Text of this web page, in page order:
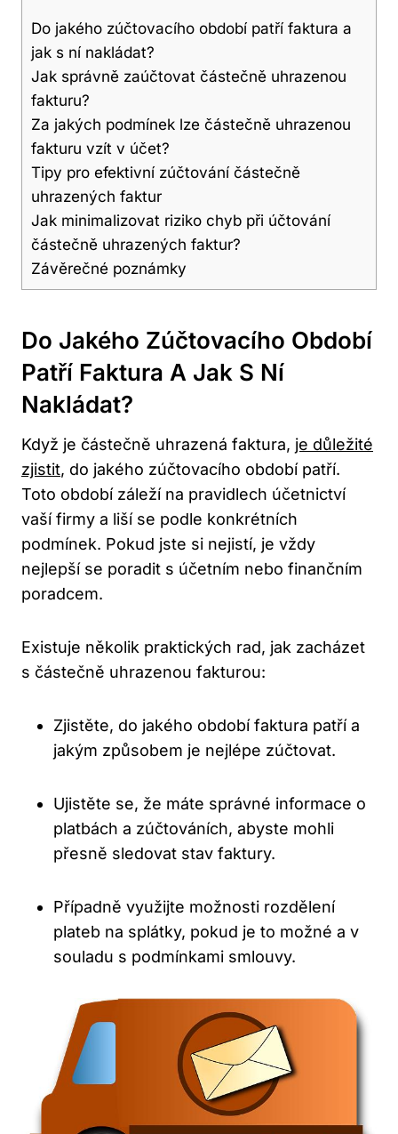
Do jakého zúčtovacího období patří faktura a
jak s ní nakládat?
Jak správně zaúčtovat částečně uhrazenou
fakturu?
Za jakých podmínek lze částečně uhrazenou
fakturu vzít v účet?
Tipy pro efektivní zúčtování částečně
uhrazených faktur
Jak minimalizovat riziko chyb při účtování
částečně uhrazených faktur?
Závěrečné poznámky
Do Jakého Zúčtovacího Období
Patří Faktura A Jak S Ní
Nakládat?
Když je částečně uhrazená faktura, je důležité
zjistit, do jakého zúčtovacího období patří.
Toto období záleží na pravidlech účetnictví
vaší firmy a liší se podle konkrétních
podmínek. Pokud jste si nejistí, je vždy
nejlepší se poradit s účetním nebo finančním
poradcem.
Existuje několik praktických rad, jak zacházet
s částečně uhrazenou fakturou:
Zjistěte, do jakého období faktura patří a
jakým způsobem je nejlépe zúčtovat.
Ujistěte se, že máte správné informace o
platbách a zúčtováních, abyste mohli
přesně sledovat stav faktury.
Případně využijte možnosti rozdělení
plateb na splátky, pokud je to možné a v
souladu s podmínkami smlouvy.